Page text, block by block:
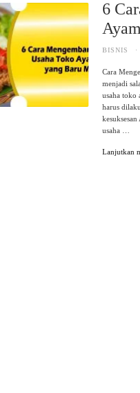
6
BISNIS ·
Cara
menjadi
usaha toko
harus
usaha …
Lanjutkan